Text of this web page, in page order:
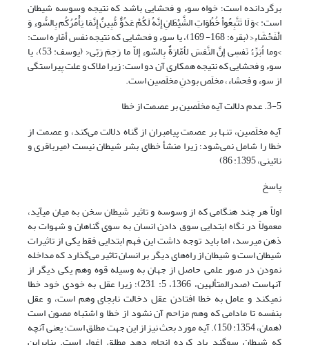
برگردانده است؛ خواه سوء و فحشایی باشد که نتیجه وسوسه شیطان
است: >وَ لَا تَتَّبِعُواْ خُطُوَاتِ الشَّیْطَانِ إِنَّهُ لَکُمْ عَدُوٌّ مُّبِینٌ إِنَّمَا یَأْمُرُکُم بِالسُّوءِ وَ
الْفَحْشَاءِ< (بقره: 168- 169)، یا سوء و فحشایی که نتیجه نفس أمّاره است:
>وما اُبَرِّءُ نَفسِی إنَّ النَّفسَ لأمّارَةٌ بِالسّوءِ إلاّ ما رَحِمَ رَبّی< (یوسف: 53)، یا
سوء و فحشایی که نتیجه همکاری آن دو است؛ زیرا ملاک و علت پیراستگی
از سوء و فحشاء، مخلَص بودنِ مخلَصین است.
3-5. عدم دلالت آیه مخلَصین بر عصمت از خطا
آیه مخلَصین، تنها بر عصمت پیامبران از گناه دلالت می‌کند، و عصمت از
خطا را شامل نمی‌شود؛ زیرا منشأ خطای بشر شیطان نیست (میرباقری و
نائینی، 1395: 86)
پاسخ
اولاً هر چند هنگامی که از وسوسه و تاثیر شیطان سخن به میان می­آید،
معمولاً در نگاه ابتدایی سوق دادن انسان به سوی گناهان و شهوات به
ذهن می­رسد، اما باید توجه داشت این فهم ابتدایی فقط یکی از تاثیرات
شیطان است و شیطان از راه‌های دیگر بر انسان تاثیر می‌گذارد که مداخله
نمودن در صور علمی حاصل از جهان به وسیله قوه وهم یکی دیگر از
آنهاست (صدرالمتألهین، 1366، 5: 231)؛ زیرا عقل به خودی خود خطا
نمی­کند و عامل به خطا افتادن عقل دخالت نابجای وهم است، و عقل
بنفسه تا مادامی که وهم مزاحم آن نشود از خطا و اشتباه مصون است
(همان، 1354: 150). آیه مورد بحث نیز از این جهت مطلق است؛ یعنی آنچه